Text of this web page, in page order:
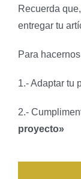
Recuerda
entregar tu
Para
1.- Adaptar tu
2.-
proyecto»